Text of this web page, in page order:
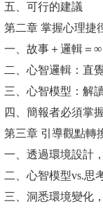
五、可行的建議
第二章 掌握心理捷
一、故事＋邏輯＝∞
二、心智邏輯：直
三、心智模型：解
四、簡報者必須掌
第三章 引導觀點轉
一、透過環境設計
二、心智模型vs.思
三、洞悉環境變化